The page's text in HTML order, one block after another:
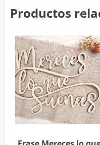
Productos